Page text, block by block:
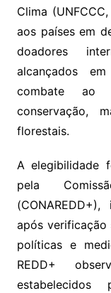
Clima
aos países em
doadores
alcançados
combate ao
conservação,
florestais.
A elegibilidade
pela
após verificação
políticas e
REDD+
estabelecidos